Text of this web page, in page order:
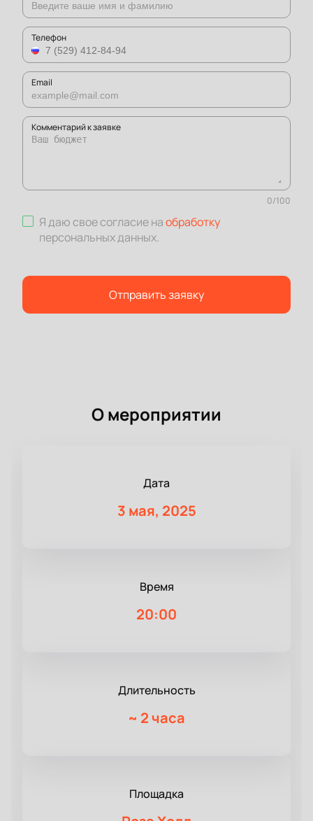
Телефон
Email
Комментарий к заявке
0/100
Я даю свое согласие наобработку
персональных данных.
Отправить заявку
О мероприятии
Дата
3 мая, 2025
Время
20:00
Длительность
~ 2 часа
Площадка